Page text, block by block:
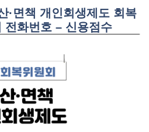
·면책 개인회생제도 회복
전화번호 – 신용점수